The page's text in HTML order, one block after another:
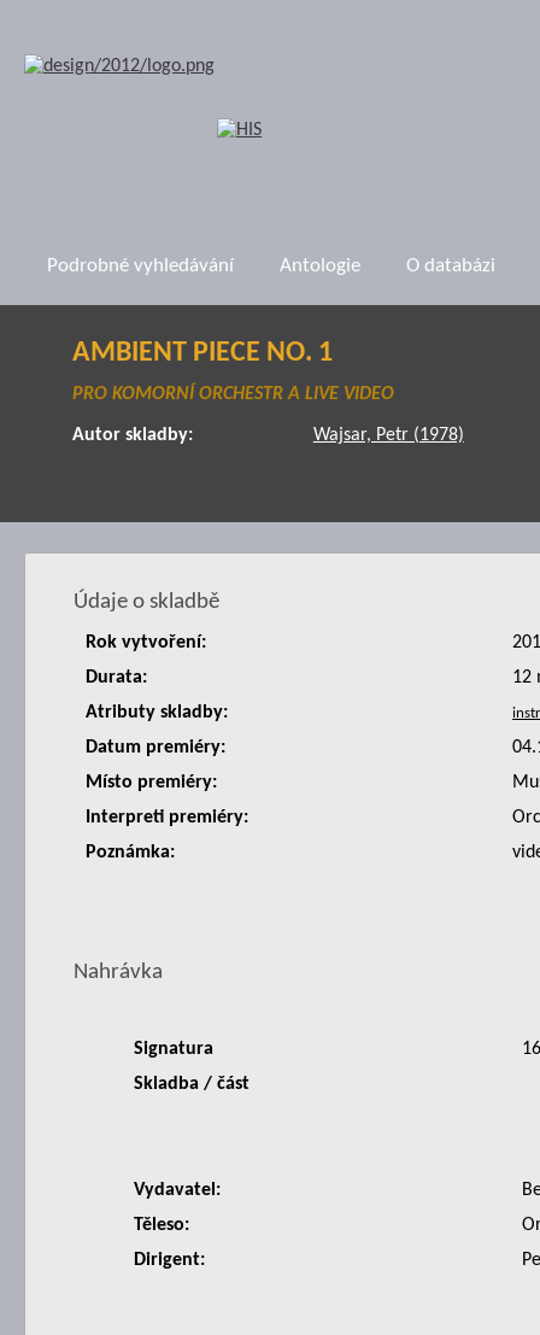
Podrobné vyhledávání Antologie O databázi
AMBIENT PIECE NO. 1
PRO KOMORNÍ ORCHESTR A LIVE VIDEO
Autor skladby: Wajsar, Petr (1978)
Údaje o skladbě
Rok vytvoření:
Durata:
12
Atributy skladby:
Datum premiéry:
Místo premiéry:
Interpreti premiéry:
Poznámka:
Nahrávka
Signatura
Skladba / část
Vydavatel:
Těleso:
Dirigent: